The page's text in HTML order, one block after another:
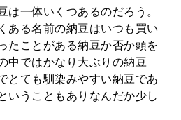
は一体いくつあるのだろう。
ある名前の納豆はいつも買い
たことがある納豆か否か頭を
中ではかなり大ぶりの納豆
とても馴染みやすい納豆であ
いうこともありなんだか少し